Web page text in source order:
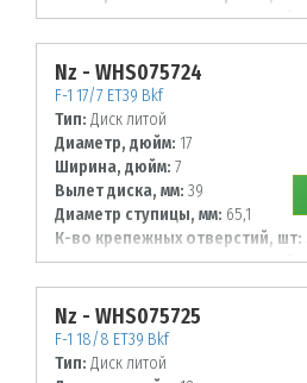
Диаметр располож. отверстий,
114,3
Nz - WHS075724
F-1 17/7 ET39 Bkf
Тип: Диск литой
Диаметр, дюйм: 17
Ширина, дюйм: 7
Вылет диска, мм: 39
Диаметр ступицы, мм: 65,1
К-во крепежных отверстий, шт:
Диаметр располож. отверстий,
110
Nz - WHS075725
F-1 18/8 ET39 Bkf
Тип: Диск литой